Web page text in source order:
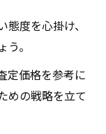
度を心掛け、
。
定価格を参考に
めの戦略を立て